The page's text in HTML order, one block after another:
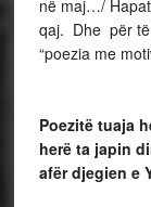
në maj…/
qaj. Dhe për të
“poezia me
Poezitë tuaja
herë ta japin
afër djegien e